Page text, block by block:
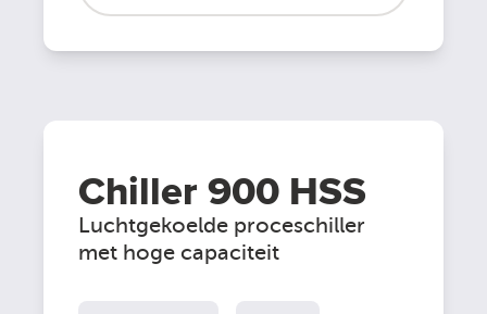
Chiller 900 HSS
Luchtgekoelde proceschiller
met hoge capaciteit